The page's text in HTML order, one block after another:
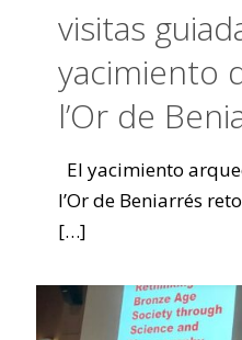
visitas
yacimiento
l’Or de
El yacimiento
l’Or de Beniarrés
[…]